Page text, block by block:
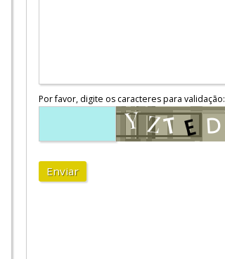
Por favor, digite os caracteres para validação:
Enviar